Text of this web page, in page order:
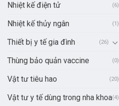
Nhiệt kế điện tử (6)
Nhiệt kế thủy ngân (1)
Thiết bị y tế gia đình (26)
Thùng bảo quản vaccine (0)
Vật tư tiêu hao (20)
Vật tư y tế dùng trong nha khoa(4)